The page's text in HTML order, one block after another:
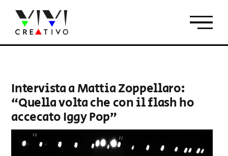
contenuto
Intervista a Mattia Zoppellaro:
“Quella volta che con il flash ho
accecato Iggy Pop”